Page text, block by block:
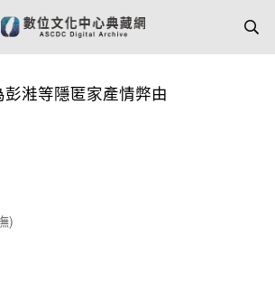
溎等隱匿家產情弊由
)